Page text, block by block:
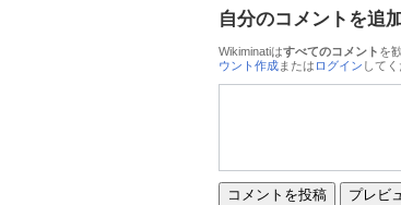
自分のコメントを追加
Wikiminatiはすべてのコメント を
ウント作成または ログイン して